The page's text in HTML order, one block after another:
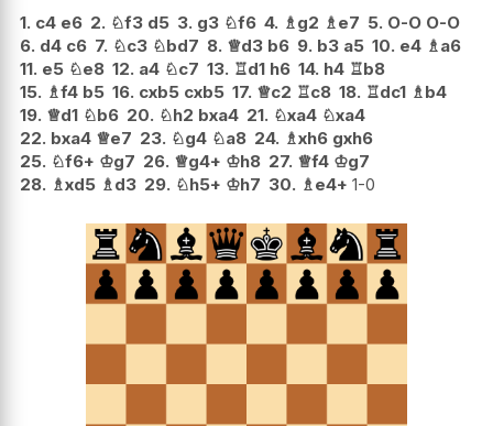
1. c4 e6 2. ♘f3 d5 3. g3 ♘f6 4. ♗ g2 ♗ e7 5. O-O O-O
6. d4 c6 7. ♘c3 ♘bd7 8. ♕d3 b6 9. b3 a5 10. e4 ♗ a6
11. e5 ♘e8 12. a4 ♘c7 13. ♖d1 h6 14. h4 ♖b8
15. ♗f4 b5 16. cxb5 cxb5 17. ♕c2 ♖c8 18. ♖dc1 ♗ b4
19. ♕d1 ♘b6 20. ♘h2 bxa4 21. ♘xa4 ♘xa4
22. bxa4 ♕e7 23. ♘g4 ♘a8 24. ♗xh6 gxh6
25. ♘f6+ ♔g7 26. ♕g4+ ♔h8 27. ♕f4 ♔g7
28. ♗xd5 ♗ d3 29. ♘h5+ ♔h7 30. ♗ e4+ 1-0